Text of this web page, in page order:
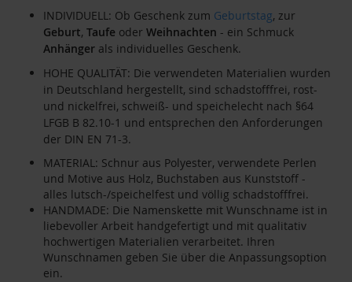
INDIVIDUELL: Ob Geschenk zum Geburtstag, zur
Geburt, Taufe oder Weihnachten - ein Schmuck
Anhänger als individuelles Geschenk.
HOHE QUALITÄT: Die verwendeten Materialien wurden
in Deutschland hergestellt, sind schadstofffrei, rost-
und nickelfrei, schweiß- und speichelecht nach §64
LFGB B 82.10-1 und entsprechen den Anforderungen
der DIN EN 71-3.
MATERIAL: Schnur aus Polyester, verwendete Perlen
und Motive aus Holz, Buchstaben aus Kunststoff -
alles lutsch-/speichelfest und völlig schadstofffrei.
HANDMADE: Die Namenskette mit Wunschname ist in
liebevoller Arbeit handgefertigt und mit qualitativ
hochwertigen Materialien verarbeitet. Ihren
Wunschnamen geben Sie über die Anpassungsoption
ein.